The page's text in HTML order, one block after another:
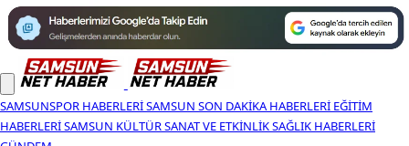
SAMSUNSPOR HABERLERISAMSUN SON DAKIKA HABERLERI EĞITIM
HABERLERISAMSUN KÜLTÜR SANAT VE ETKINLIKSAĞLIK HABERLERI